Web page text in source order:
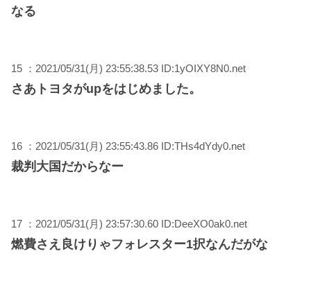
なる
15 ：2021/05/31(月) 23:55:38.53 ID:1yOIXY8N0.net
さあトヨタがupをはじめました。
16 ：2021/05/31(月) 23:55:43.86 ID:THs4dYdy0.net
裁判大国だからなー
17 ：2021/05/31(月) 23:57:30.60 ID:DeeXO0ak0.net
燃費さえ良けりゃフォレスター1択なんだがな